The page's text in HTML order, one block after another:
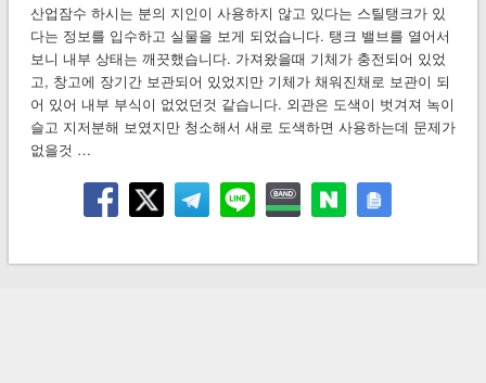
산업잠수 하시는 분의 지인이 사용하지 않고 있다는 스틸탱크가 있
다는 정보를 입수하고 실물을 보게 되었습니다. 탱크 밸브를 열어서
보니 내부 상태는 깨끗했습니다. 가져왔을때 기체가 충전되어 있었
고, 창고에 장기간 보관되어 있었지만 기체가 채워진채로 보관이 되
어 있어 내부 부식이 없었던것 같습니다. 외관은 도색이 벗겨져 녹이
슬고 지저분해 보였지만 청소해서 새로 도색하면 사용하는데 문제가
없을것 …